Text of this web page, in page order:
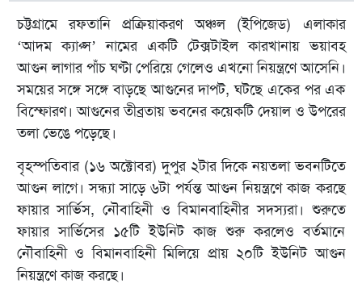
চট্টগ্রামে রফতানি প্রক্রিয়াকরণ অঞ্চল (ইপিজেড) এলাকার
‘আদম ক্যাপ্স’ নামের একটি টেক্সটাইল কারখানায় ভয়াবহ
আগুন লাগার পাঁচ ঘণ্টা পেরিয়ে গেলেও এখনো নিয়ন্ত্রণে আসেনি।
সময়ের সঙ্গে সঙ্গে বাড়ছে আগুনের দাপট, ঘটছে একের পর এক
বিস্ফোরণ। আগুনের তীব্রতায় ভবনের কয়েকটি দেয়াল ও উপরের
তলা ভেঙে পড়েছে।
বৃহস্পতিবার (১৬ অক্টোবর) দুপুর ২টার দিকে নয়তলা ভবনটিতে
আগুন লাগে। সন্ধ্যা সাড়ে ৬টা পর্যন্ত আগুন নিয়ন্ত্রণে কাজ করছে
ফায়ার সার্ভিস, নৌবাহিনী ও বিমানবাহিনীর সদস্যরা। শুরুতে
ফায়ার সার্ভিসের ১৫টি ইউনিট কাজ শুরু করলেও বর্তমানে
নৌবাহিনী ও বিমানবাহিনী মিলিয়ে প্রায় ২০টি ইউনিট আগুন
নিয়ন্ত্রণে কাজ করছে।